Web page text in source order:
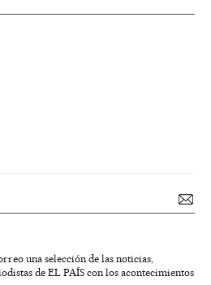
una selección de las noticias,
de EL PAÍS con los acontecimientos